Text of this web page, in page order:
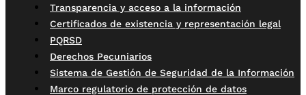
Transparencia y acceso a la información
Certificados de existencia y representación legal
PQRSD
Derechos Pecuniarios
Sistema de Gestión de Seguridad de la Información
Marco regulatorio de protección de datos